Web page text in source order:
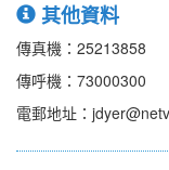
其他資料
傳真機：25213858
傳呼機：73000300
電郵地址：